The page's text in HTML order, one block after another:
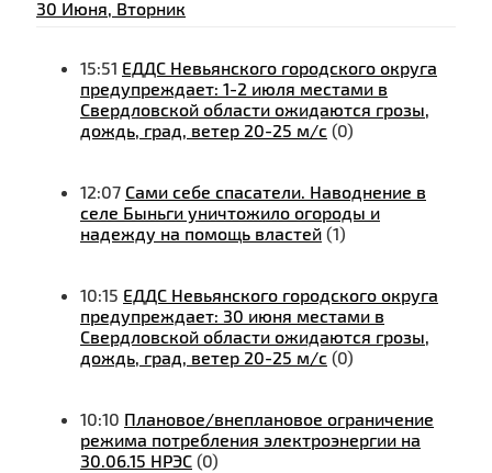
30 Июня, Вторник
15:51 ЕДДС Невьянского городского округа
предупреждает: 1-2 июля местами в
Свердловской области ожидаются грозы,
дождь, град, ветер 20-25 м/с (0)
12:07 Сами себе спасатели. Наводнение в
селе Быньги уничтожило огороды и
надежду на помощь властей (1)
10:15 ЕДДС Невьянского городского округа
предупреждает: 30 июня местами в
Свердловской области ожидаются грозы,
дождь, град, ветер 20-25 м/с (0)
10:10 Плановое/внеплановое ограничение
режима потребления электроэнергии на
30.06.15 НРЭС (0)